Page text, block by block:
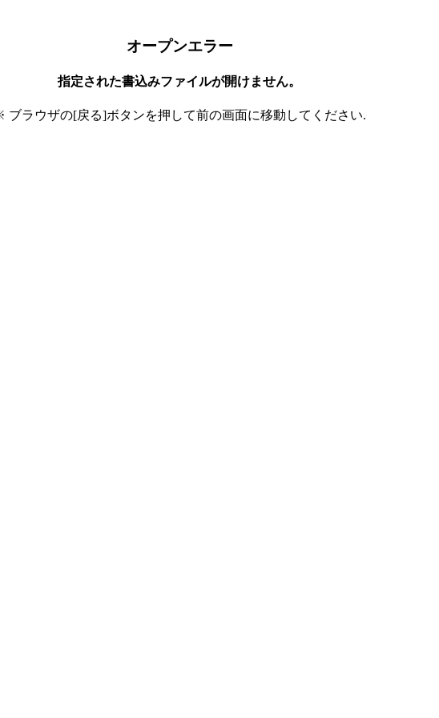
オープンエラー
指定された書込みファイルが開けません。
ブラウザの[戻る]ボタンを押して前の画面に移動してください.